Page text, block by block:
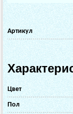
Артикул
Цвет
Пол